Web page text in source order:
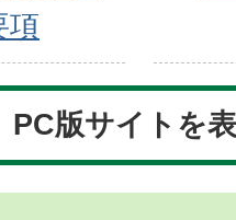
項
PC版サイトを